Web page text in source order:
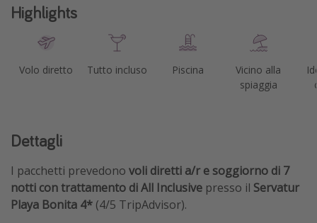
Highlights
Volo diretto Tutto incluso Piscina
Vicino alla
spiaggia
Dettagli
I pacchetti prevedono voli diretti a/r e soggiorno di 7
notti con trattamento di All Inclusive presso il Servatur
Playa Bonita 4* (4/5 TripAdvisor).